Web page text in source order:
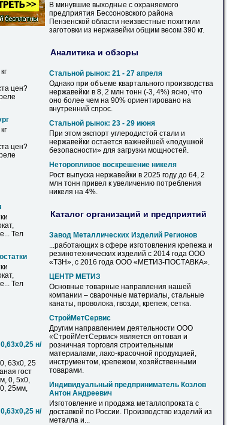
цен?
цен?
Тел
Тел
н/
63х0, 25
гост
0, 5х0,
25мм,
н/
В минувшие выходные с охраняемого
предприятия Бессоновского района
Пензенской области неизвестные похитили
заготовки из нержавейки общим весом 390 кг.
Аналитика и обзоры
Стальной рынок: 21 - 27 апреля
Однако при объеме квартального производства
нержавейки в 8, 2 млн тонн (-3, 4%) ясно, что
оно более чем на 90% ориентировано на
внутренний спрос.
Стальной рынок: 23 - 29 июня
При этом экспорт углеродистой стали и
нержавейки остается важнейшей «подушкой
безопасности» для загрузки мощностей.
Неторопливое воскрешение никеля
Рост выпуска нержавейки в 2025 году до 64, 2
млн тонн привел к увеличению потребления
никеля на 4%.
Каталог организаций и предприятий
Завод Металлических Изделий Регионов
...работающих в сфере изготовления крепежа и
резинотехнических изделий с 2014 года ООО
«ТЗН», с 2016 года ООО «МЕТИЗ-ПОСТАВКА».
ЦЕНТР МЕТИЗ
Основные товарные направления нашей
компании – сварочные материалы, стальные
канаты, проволока, гвозди, крепеж, сетка.
СтройМетСервис
Другим направлением деятельности ООО
«СтройМетСервис» является оптовая и
розничная торговля строительными
материалами, лако-красочной продукцией,
инструментом, крепежом, хозяйственными
товарами.
Индивидуальный предприниматель Козлов
Антон Андреевич
Изготовление и продажа металлопроката с
доставкой по России. Производство изделий из
металла и...